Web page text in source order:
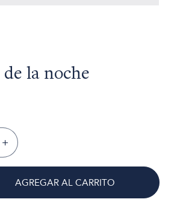
la noche
+
AGREGAR AL CARRITO